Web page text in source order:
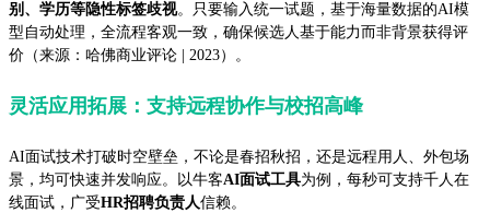
别、学历等隐性标签歧视。只要输入统一试题，基于海量数据的AI模
型自动处理，全流程客观一致，确保候选人基于能力而非背景获得评
价（来源：哈佛商业评论 | 2023）。
灵活应用拓展：支持远程协作与校招高峰
AI面试技术打破时空壁垒，不论是春招秋招，还是远程用人、外包场
景，均可快速并发响应。以牛客AI面试工具为例，每秒可支持千人在
线面试，广受HR招聘负责人信赖。